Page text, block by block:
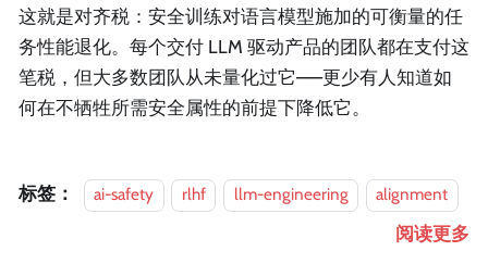
这就是对齐税：安全训练对语言模型施加的可衡量的任
务性能退化。每个交付 LLM 驱动产品的团队都在支付这
笔税，但大多数团队从未量化过它——更少有人知道如
何在不牺牲所需安全属性的前提下降低它。
标签： ai-safety rlhf llm-engineering alignment
阅读更多